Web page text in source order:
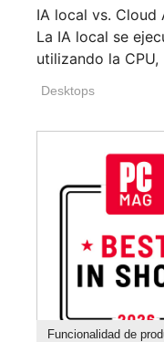
IA local vs. Cloud
La IA local se
utilizando la CPU,
Desktops
Funcionalidad de